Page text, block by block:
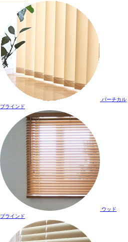
バーチカル
ブラインド
ウッド
ブラインド